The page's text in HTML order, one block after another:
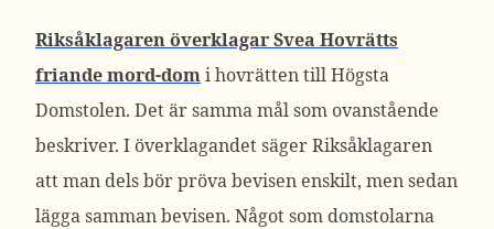
Riksåklagaren överklagar Svea Hovrätts
friande mord-domi hovrätten till Högsta
Domstolen. Det är samma mål som ovanstående
beskriver. I överklagandet säger Riksåklagaren
att man dels bör pröva bevisen enskilt, men sedan
lägga samman bevisen. Något som domstolarna